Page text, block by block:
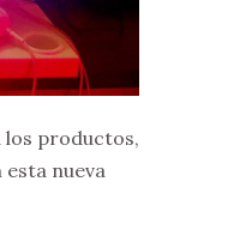
los productos,
esta nueva